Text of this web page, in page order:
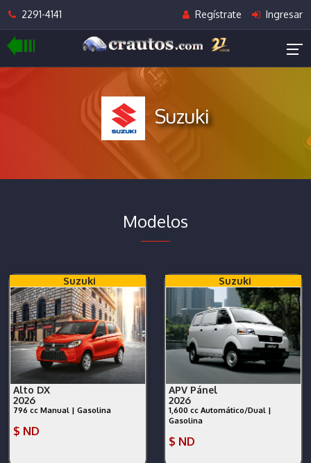
2291-4141 Regístrate Ingresar
Suzuki
Modelos
Suzuki
Alto DX
2026
796 cc Manual | Gasolina
$ ND
Suzuki
APV Pánel
2026
1,600 cc Automático/Dual |
Gasolina
$ ND